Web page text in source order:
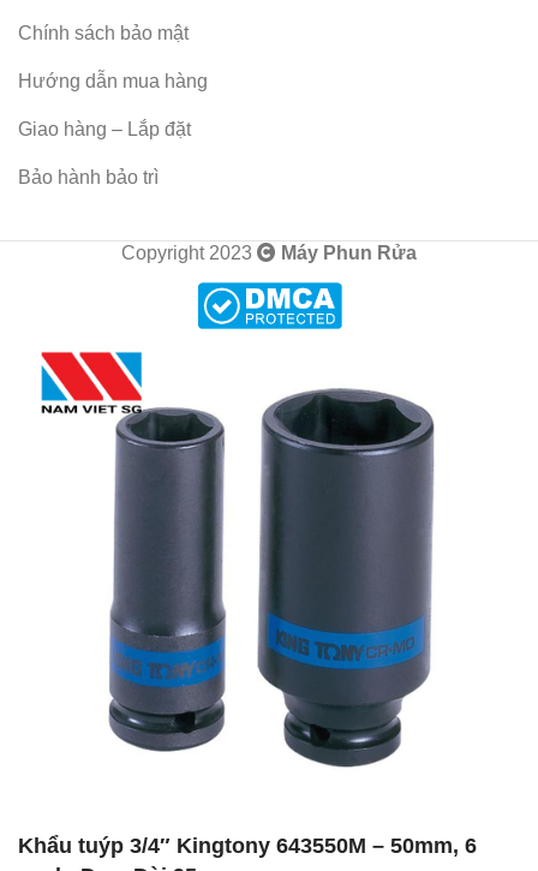
Chính sách bảo mật
Hướng dẫn mua hàng
Giao hàng – Lắp đặt
Bảo hành bảo trì
Copyright 2023 Máy Phun Rửa
Khẩu tuýp 3/4″ Kingtony 643550M – 50mm, 6